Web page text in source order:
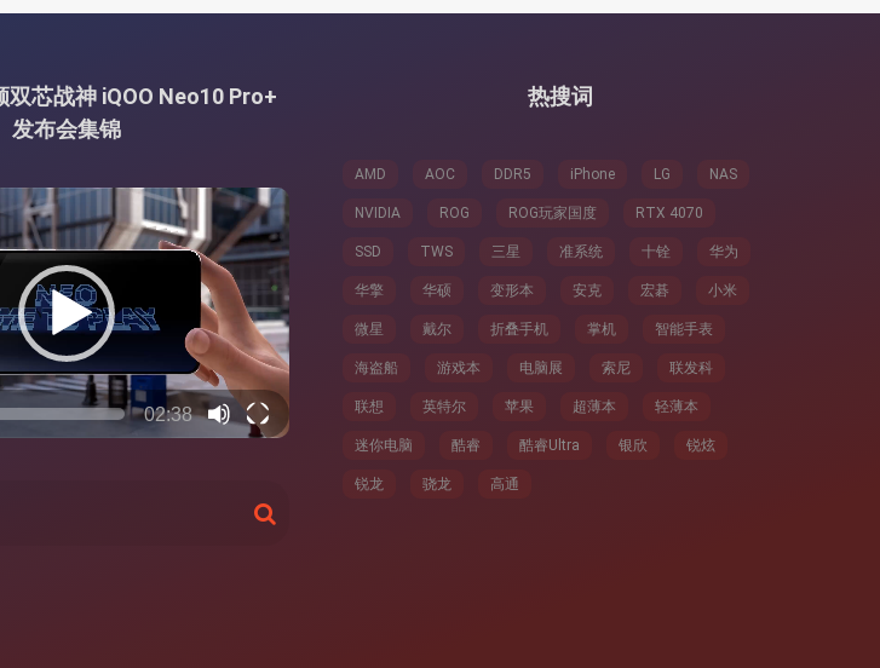
5090
双芯战神 iQOO Neo10 Pro+
发布会集锦
02:38
搜
索
热搜词
AMD AOC DDR5 iPhone LG NAS
NVIDIA ROG ROG玩家国度 RTX 4070
SSD TWS 三星 准系统 十铨 华为
华擎 华硕 变形本 安克 宏碁 小米
微星 戴尔 折叠手机 掌机 智能手表
海盗船 游戏本 电脑展 索尼 联发科
联想 英特尔 苹果 超薄本 轻薄本
迷你电脑 酷睿 酷睿Ultra 银欣 锐炫
锐龙 骁龙 高通